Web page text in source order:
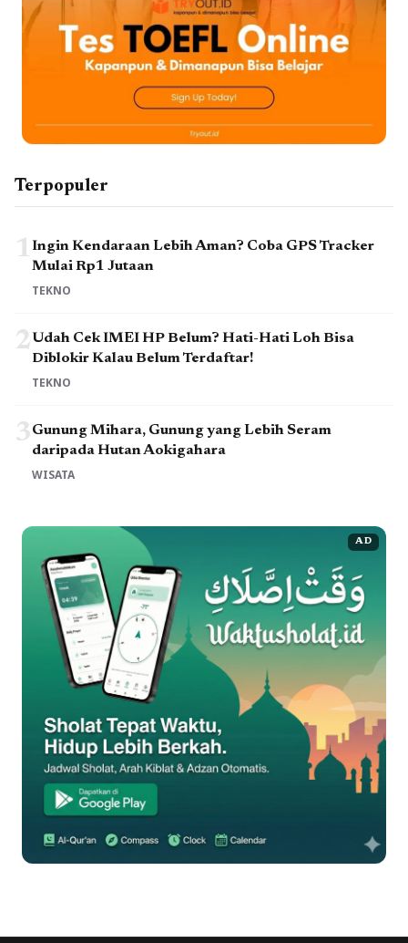
Terpopuler
1Ingin Kendaraan Lebih Aman? Coba GPS Tracker
Mulai Rp1 Jutaan
TEKNO
2Udah Cek IMEI HP Belum? Hati-Hati Loh Bisa
Diblokir Kalau Belum Terdaftar!
TEKNO
3Gunung Mihara, Gunung yang Lebih Seram
daripada Hutan Aokigahara
WISATA
AD